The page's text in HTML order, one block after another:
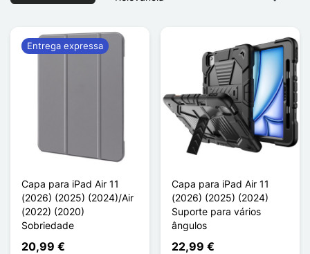
Capa para iPad Air 11
(2026) (2025) (2024)/Air
(2022) (2020)
Sobriedade
20,99 €
Entrega expressa
Capa para iPad Air 11
(2026) (2025) (2024)
Suporte para vários
ângulos
22,99 €